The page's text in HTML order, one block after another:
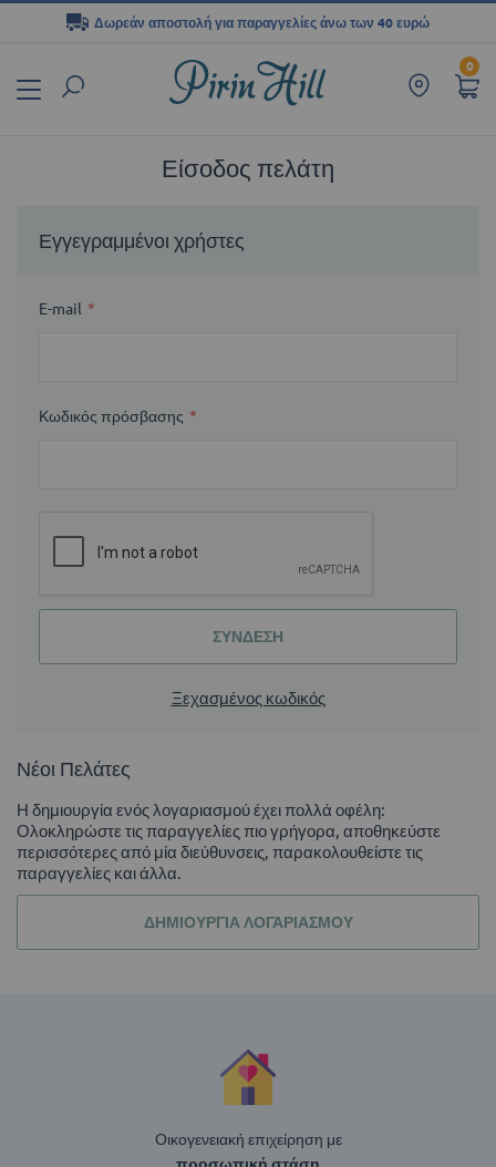
0
Δωρεάν αποστολή για παραγγελίες άνω των 40 ευρώ
περιεχόμενο
Είσοδος πελάτη
Εγγεγραμμένοι χρήστες
E-mail
Κωδικός πρόσβασης
ΣΎΝΔΕΣΗ
Ξεχασμένος κωδικός
Νέοι Πελάτες
Η δημιουργία ενός λογαριασμού έχει πολλά οφέλη:
Ολοκληρώστε τις παραγγελίες πιο γρήγορα, αποθηκεύστε
περισσότερες από μία διεύθυνσεις, παρακολουθείστε τις
παραγγελίες και άλλα.
ΔΗΜΙΟΥΡΓΊΑ ΛΟΓΑΡΙΑΣΜΟΎ
Οικογενειακή επιχείρηση με